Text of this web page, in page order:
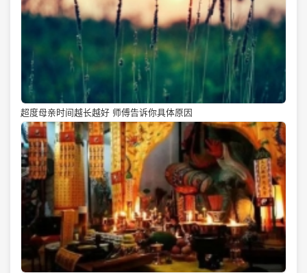
超度母亲时间越长越好 师傅告诉你具体原因